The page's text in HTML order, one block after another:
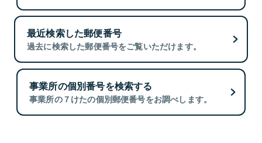
最近検索した郵便番号
過去に検索した郵便番号をご覧いただけます。
事業所の個別番号を検索する
事業所の７けたの個別郵便番号をお調べします。